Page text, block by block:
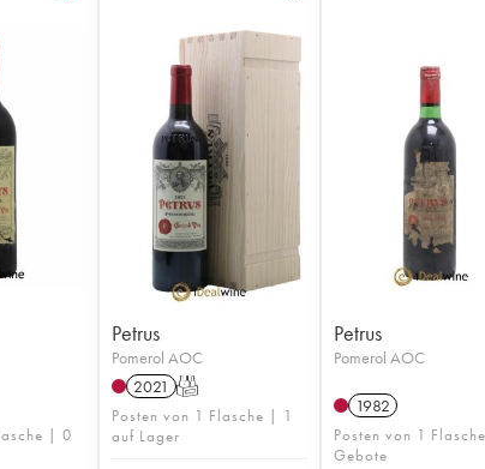
| 0
Petrus
Pomerol AOC
2021 T
Posten von 1 Flasche | 1
auf Lager
Petrus
Pomerol AOC
1982
Posten von 1
Gebote